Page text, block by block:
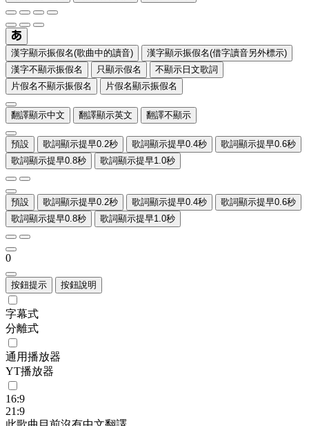
漢字顯示振假名(歌曲中的讀音)
漢字顯示振假名(借字讀音另外標示)
漢字不顯示振假名
只顯示假名
不顯示日文歌詞
片假名不顯示振假名
片假名顯示振假名
翻譯顯示中文 翻譯顯示英文 翻譯不顯示
預設 歌詞顯示提早0.2秒 歌詞顯示提早0.4秒
歌詞顯示提早0.6秒
歌詞顯示提早0.8秒
歌詞顯示提早1.0秒
預設 歌詞顯示提早0.2秒 歌詞顯示提早0.4秒
歌詞顯示提早0.6秒
歌詞顯示提早0.8秒
歌詞顯示提早1.0秒
0
按鈕提示 按鈕說明
字幕式
分離式
通用播放器
YT播放器
16:9
21:9